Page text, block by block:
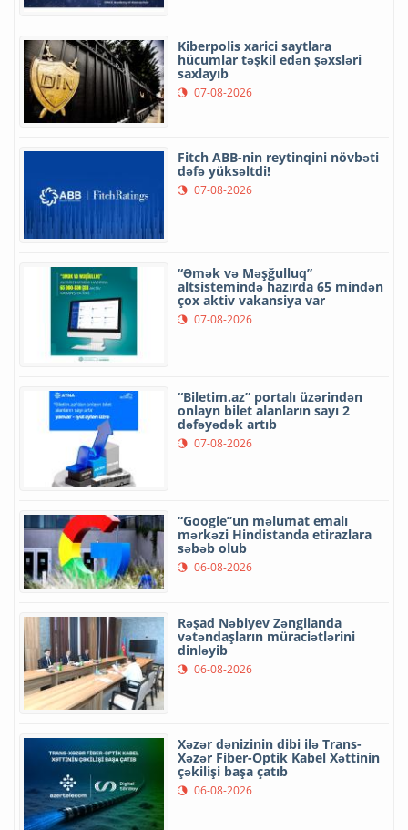
Kiberpolis xarici saytlara
hücumlar təşkil edən şəxsləri
saxlayıb
07-08-2026
Fitch ABB-nin reytinqini növbəti
dəfə yüksəltdi!
07-08-2026
“Əmək və Məşğulluq”
altsistemində hazırda 65 mindən
çox aktiv vakansiya var
07-08-2026
“Biletim.az” portalı üzərindən
onlayn bilet alanların sayı 2
dəfəyədək artıb
07-08-2026
“Google”un məlumat emalı
mərkəzi Hindistanda etirazlara
səbəb olub
06-08-2026
Rəşad Nəbiyev Zəngilanda
vətəndaşların müraciətlərini
dinləyib
06-08-2026
Xəzər dənizinin dibi ilə Trans-
Xəzər Fiber-Optik Kabel Xəttinin
çəkilişi başa çatıb
06-08-2026